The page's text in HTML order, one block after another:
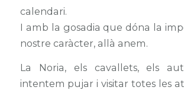
calendari.
I amb la gosadia que dóna la
nostre caràcter, allà anem.
La Noria, els cavallets, els
intentem pujar i visitar totes les